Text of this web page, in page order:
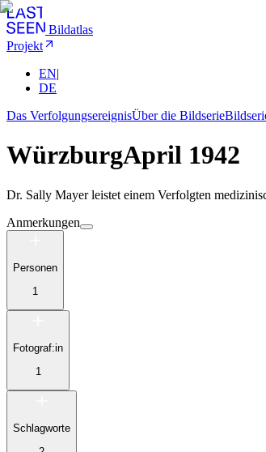
Bildatlas
Projekt
EN|
DE
Das VerfolgungsereignisÜber die Bildserie
WürzburgApril 1942
Dr. Sally Mayer leistet einem Verfolgten
Anmerkungen
Personen
1
Fotograf:in
1
Schlagworte